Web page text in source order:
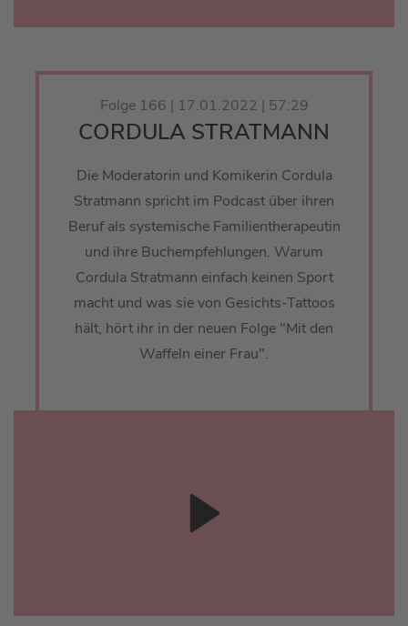
Folge 166 | 17.01.2022 | 57:29
CORDULA STRATMANN
Die Moderatorin und Komikerin Cordula
Stratmann spricht im Podcast über ihren
Beruf als systemische Familientherapeutin
und ihre Buchempfehlungen. Warum
Cordula Stratmann einfach keinen Sport
macht und was sie von Gesichts-Tattoos
hält, hört ihr in der neuen Folge "Mit den
Waffeln einer Frau".